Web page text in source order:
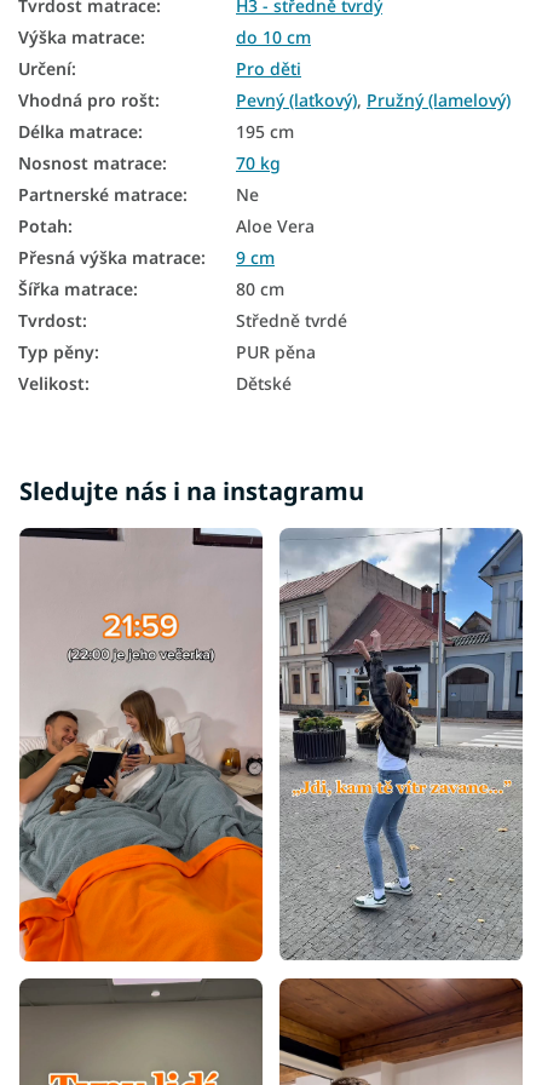
Tvrdost matrace:
H3 - středně tvrdý
Výška matrace:
do 10 cm
Určení:
Pro děti
Vhodná pro rošt: Pevný (laťkový), Pružný (lamelový)
Délka matrace:
195 cm
Nosnost matrace:
70 kg
Partnerské matrace:
Ne
Potah:
Aloe Vera
Přesná výška matrace:
9 cm
Šířka matrace:
80 cm
Tvrdost:
Středně tvrdé
Typ pěny:
PUR pěna
Velikost: Dětské
Sledujte nás i na instagramu